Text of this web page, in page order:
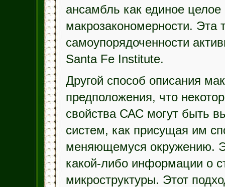
ансамбль как единое
макрозакономерности. Эта
самоупорядоченности
Santa Fe Institute.
Другой способ описания
предположения, что
свойства САС могут быть
систем, как присущая им
меняющемуся окружению.
какой-либо информации о
микроструктуры. Этот